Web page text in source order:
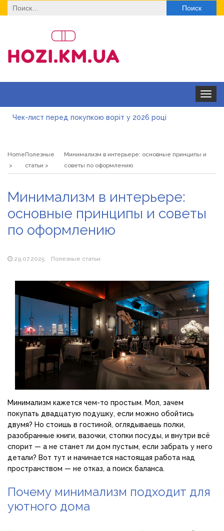
Найти:
Toggle
Чек-лист перед покупкою воріт у 2026 році
типові помилки, відмова та як її уникнути
варіант
Натуральна косметика Хіларі для захисту шкіри від
сонця
Магазин паяльников: рейтинг лучших магазинов Украины
HomeПолезные
статьи
Минимализм в интерьере: основные принципы и
советы по оформлению
Минимализм в интерьере:
основные принципы и советы
по оформлению
29.07.2025 Полезные статьи
Минимализм кажется чем-то простым. Мол, зачем
покупать двадцатую подушку, если можно обойтись
двумя? Но стоишь в гостиной, оглядываешь полки,
разобранные книги, вазочки, стопки посуды, и внутри всё
спорит — а не станет ли дом пустым, если забрать у него
детали? Вот тут и начинается настоящая работа над
пространством — не отказ, а поиск баланса.
Почему минимализм подходит для
уютного дома